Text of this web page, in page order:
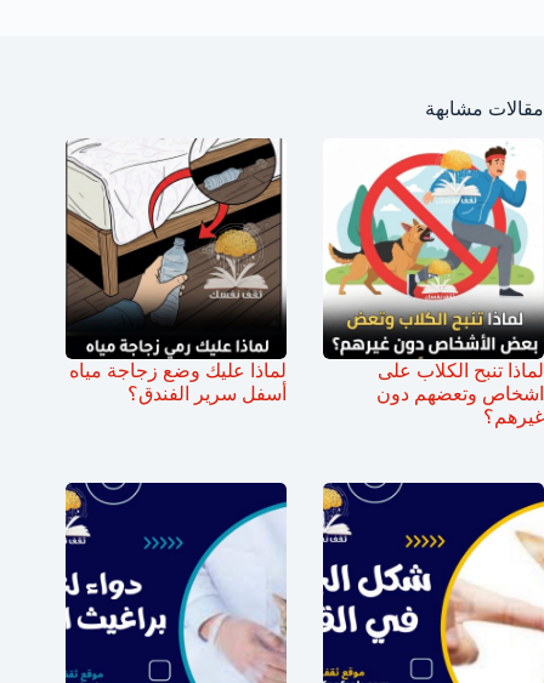
مقالات مشابهة
لماذا تنبح الكلاب على
اشخاص وتعضهم دون
غيرهم؟
لماذا عليك وضع زجاجة مياه
أسفل سرير الفندق؟